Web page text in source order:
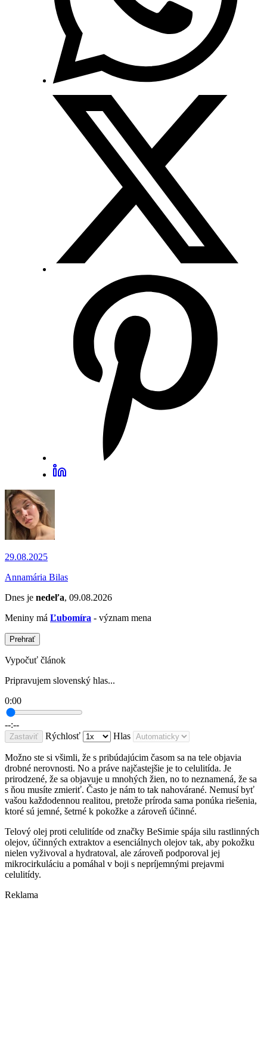
29.08.2025
Annamária Bilas
Dnes je nedeľa, 09.08.2026
Meniny má Ľubomíra - význam mena
Prehrať
Vypočuť článok
Pripravujem slovenský hlas...
0:00
--:--
Zastaviť Rýchlosť Hlas
Možno ste si všimli, že s pribúdajúcim časom sa na tele objavia
drobné nerovnosti. No a práve najčastejšie je to celulitída. Je
prirodzené, že sa objavuje u mnohých žien, no to neznamená, že sa
s ňou musíte zmieriť. Často je nám to tak nahovárané. Nemusí byť
vašou každodennou realitou, pretože príroda sama ponúka riešenia,
ktoré sú jemné, šetrné k pokožke a zároveň účinné.
Telový olej proti celulitíde od značky BeSimie spája silu rastlinných
olejov, účinných extraktov a esenciálnych olejov tak, aby pokožku
nielen vyživoval a hydratoval, ale zároveň podporoval jej
mikrocirkuláciu a pomáhal v boji s nepríjemnými prejavmi
celulitídy.
Reklama